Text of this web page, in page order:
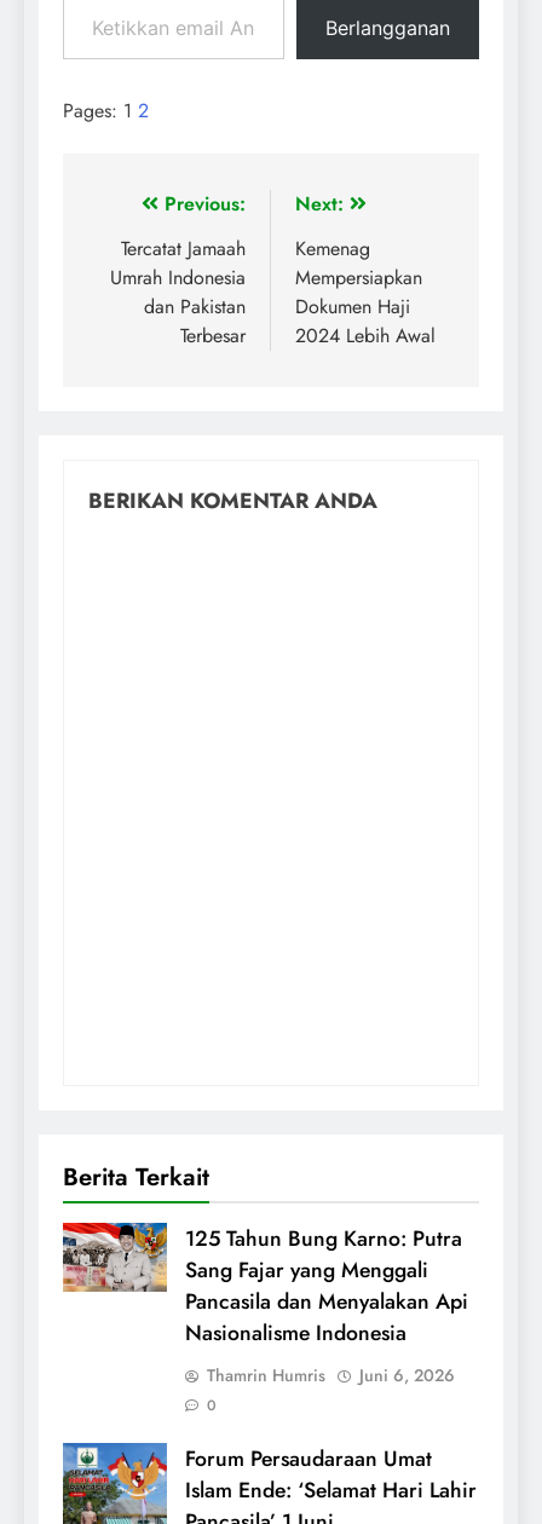
Berlangganan
Pages: 1 2
Previous:
Tercatat Jamaah
Umrah Indonesia
dan Pakistan
Terbesar
Next:
Kemenag
Mempersiapkan
Dokumen Haji
2024 Lebih Awal
BERIKAN KOMENTAR ANDA
Berita Terkait
125 Tahun Bung Karno: Putra
Sang Fajar yang Menggali
Pancasila dan Menyalakan Api
Nasionalisme Indonesia
Thamrin Humris Juni 6, 2026
0
Forum Persaudaraan Umat
Islam Ende: ‘Selamat Hari Lahir